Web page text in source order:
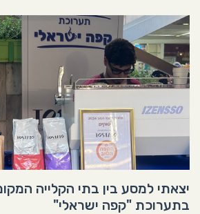
יצאתי למסע בין בתי הקלייה
בתערוכת "קפה ישראלי"